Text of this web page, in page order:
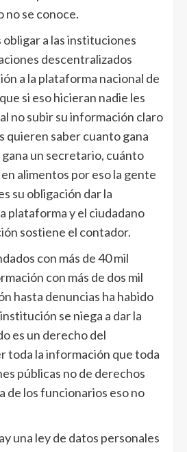
no se conoce.
a las instituciones
descentralizados
a la plataforma nacional de
si eso hicieran nadie les
no subir su información claro
quieren saber cuanto gana
un secretario, cuánto
alimentos por eso la gente
su obligación dar la
plataforma y el ciudadano
sostiene el contador.
con más de 40 mil
con más de dos mil
hasta denuncias ha habido
se niega a dar la
es un derecho del
toda la información que toda
públicas no de derechos
de los funcionarios eso no
una ley de datos personales